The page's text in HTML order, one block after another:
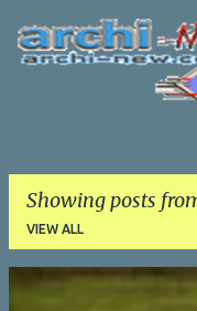
Showing posts
VIEW ALL